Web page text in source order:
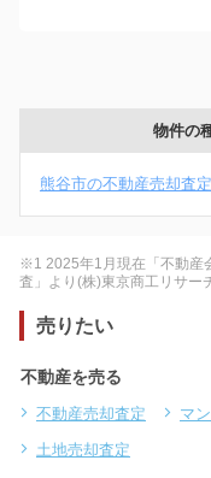
物件の
熊谷市の不動産売却査
※1 2025年1月現在「不動産
査」より(株)東京商工リサー
売りたい
不動産を売る
不動産売却査定 マ
土地売却査定